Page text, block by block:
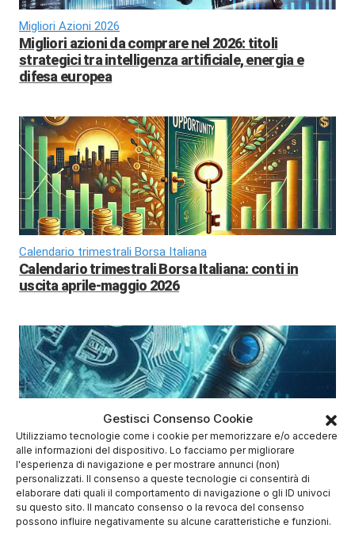
Gestisci Consenso Cookie
Utilizziamo tecnologie come i cookie per memorizzare e/o accedere
alle informazioni del dispositivo. Lo facciamo per migliorare
l'esperienza di navigazione e per mostrare annunci (non)
personalizzati. Il consenso a queste tecnologie ci consentirà di
elaborare dati quali il comportamento di navigazione o gli ID univoci
su questo sito. Il mancato consenso o la revoca del consenso
possono influire negativamente su alcune caratteristiche e funzioni.
Migliori Azioni 2026
Migliori azioni da comprare nel 2026: titoli
strategici tra intelligenza artificiale, energia e
difesa europea
Calendario trimestrali Borsa Italiana
Calendario trimestrali Borsa Italiana: conti in
uscita aprile-maggio 2026
BTC 2026
Bitcoin 2026: previsioni di prezzo e scenari di
mercato